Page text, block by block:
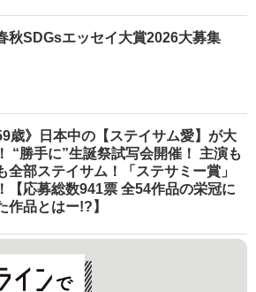
秋SDGsエッセイ大賞2026大募集
歳》日本中の【ステイサム愛】が大
“勝手に”生誕祭試写会開催！ 主演も
全部ステイサム！「ステサミー賞」
【応募総数941票 全54作品の栄冠に
作品とはー!?】